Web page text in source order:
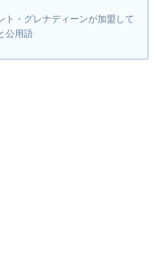
ト・グレナディーンが加盟して
公用語